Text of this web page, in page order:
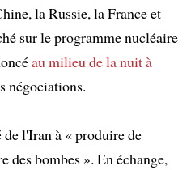
la Russie, la France et
sur le programme nucléaire
au milieu de la nuità
négociations.
l'Iran à « produire de
des bombes ». En échange,